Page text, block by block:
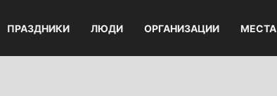
ПРАЗДНИКИ ЛЮДИ ОРГАНИЗАЦИИ МЕСТА